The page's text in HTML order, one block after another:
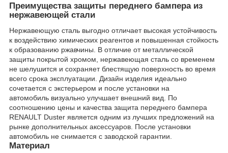
Преимущества защиты переднего бампера из
нержавеющей стали
Нержавеющую сталь выгодно отличает высокая устойчивость
к воздействию химических реагентов и повышенная стойкость
к образованию ржавчины. В отличие от металлической
защиты покрытой хромом, нержавеющая сталь со временем
не шелушится и сохраняет блестящую поверхность во время
всего срока эксплуатации. Дизайн изделия идеально
сочетается с экстерьером и после установки на
автомобиль визуально улучшает внешний вид. По
соотношению цены и качества защита переднего бампера
RENAULT Duster является одним из лучших предложений на
рынке дополнительных аксессуаров. После установки
автомобиль не снимается с заводской гарантии.
Материал